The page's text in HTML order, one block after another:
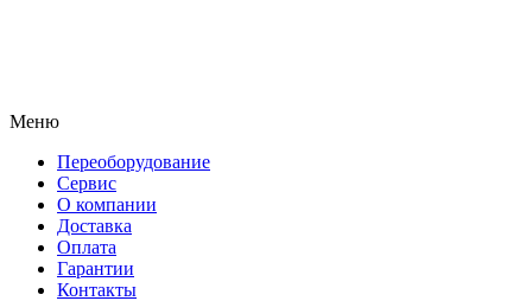
Меню
Переоборудование
Сервис
О компании
Доставка
Оплата
Гарантии
Контакты